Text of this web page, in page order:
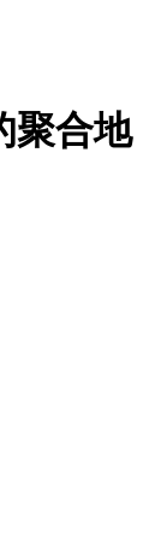
聚合地